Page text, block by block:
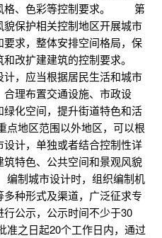
格、色彩等控制要求。 第
保护相关控制地区开展城市
求，整体安排空间格局，保
改扩建建筑的控制要求。
，应当根据居民生活和城市
理布置交通设施、市政设
化空间，提升街道特色和活
区范围以外地区，可以根
计，单独或者结合控制性详
特色、公共空间和景观风貌
城市设计时，组织编制机
种形式及渠道，广泛征求专
公示，公示时间不少于30
之日起20个工作日内，通过